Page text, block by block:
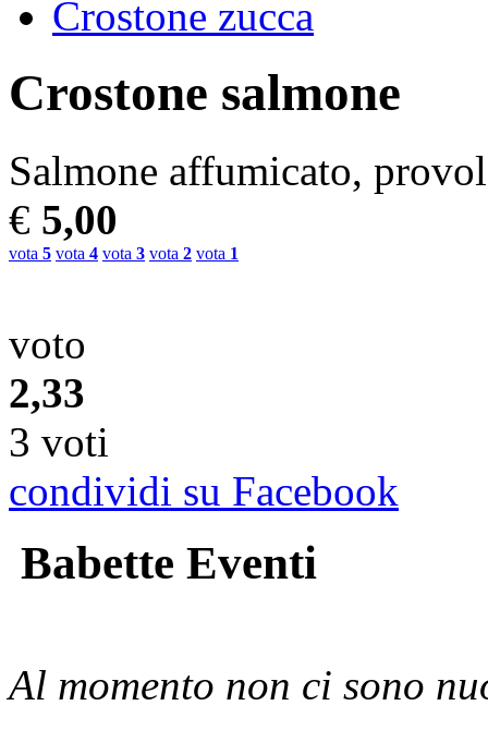
Crostone zucca
Crostone salmone
Salmone affumicato,
€ 5,00
vota 5 vota 4 vota 3 vota 2 vota 1
voto
2,33
3 voti
condividi su Facebook
Babette Eventi
Al momento non ci sono